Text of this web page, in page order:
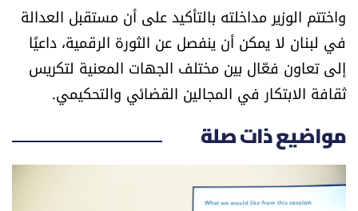
شروط الاستخدام
شروط الإشتراك
Digital solutions by
واختتم الوزير مداخلته بالتأكيد على أن مستقبل العدالة
في لبنان لا يمكن أن ينفصل عن الثورة الرقمية، داعيًا
إلى تعاون فعّال بين مختلف الجهات المعنية لتكريس
ثقافة الابتكار في المجالين القضائي والتحكيمي.
مواضيع ذات صلة